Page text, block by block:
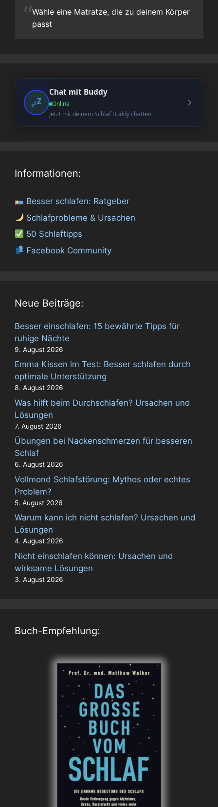
“Wähle eine Matratze, die zu deinem Körper
passt
Chat mit Buddy
Online
Jetzt mit deinem Schlaf Buddy chatten.
Informationen:
Besser schlafen: Ratgeber
Schlafprobleme & Ursachen
50 Schlaftipps
Facebook Community
Neue Beiträge:
Besser einschlafen: 15 bewährte Tipps für
ruhige Nächte
9. August 2026
Emma Kissen im Test: Besser schlafen durch
optimale Unterstützung
8. August 2026
Was hilft beim Durchschlafen? Ursachen und
Lösungen
7. August 2026
Übungen bei Nackenschmerzen für besseren
Schlaf
6. August 2026
Vollmond Schlafstörung: Mythos oder echtes
Problem?
5. August 2026
Warum kann ich nicht schlafen? Ursachen und
Lösungen
4. August 2026
Nicht einschlafen können: Ursachen und
wirksame Lösungen
3. August 2026
Buch-Empfehlung: